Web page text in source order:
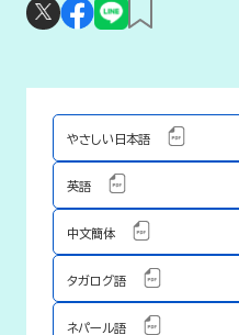
やさしい日本語
英語
中文簡体
タガログ語
ネパール語